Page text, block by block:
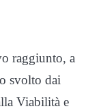
raggiunto, a
svolto dai
Viabilità e